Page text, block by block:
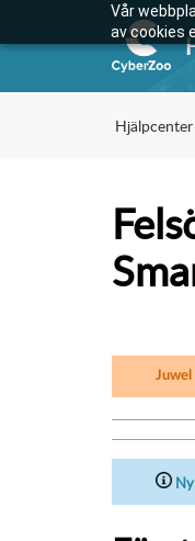
Vår
av cookies
Hjälpcenter
Juwel